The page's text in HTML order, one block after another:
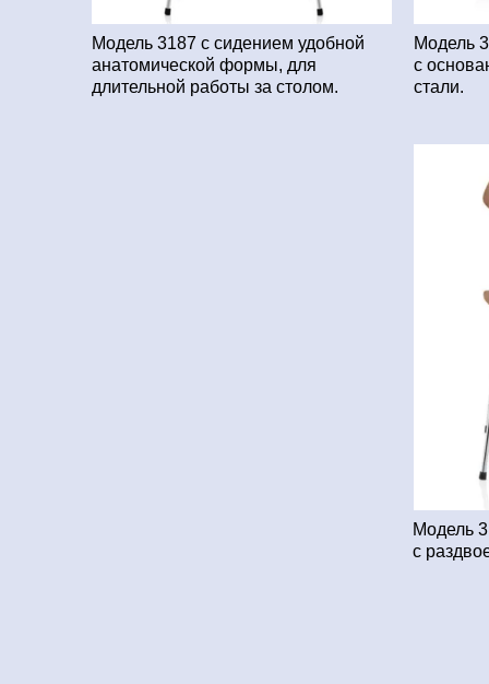
Модель 3187 с сидением удобной
анатомической формы, для
длительной работы за столом.
Модель
с
стали.
Модель
с